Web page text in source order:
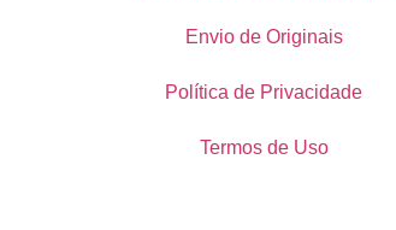
Envio de Originais
Política de Privacidade
Termos de Uso